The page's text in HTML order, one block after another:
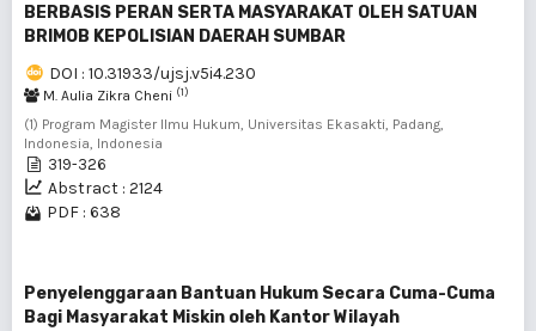
BERBASIS PERAN SERTA MASYARAKAT OLEH SATUAN
BRIMOB KEPOLISIAN DAERAH SUMBAR
DOI : 10.31933/ujsj.v5i4.230
M. Aulia Zikra Cheni (1)
(1) Program Magister Ilmu Hukum, Universitas Ekasakti, Padang,
Indonesia, Indonesia
319-326
Abstract : 2124
PDF : 638
Penyelenggaraan Bantuan Hukum Secara Cuma-Cuma
Bagi Masyarakat Miskin oleh Kantor Wilayah